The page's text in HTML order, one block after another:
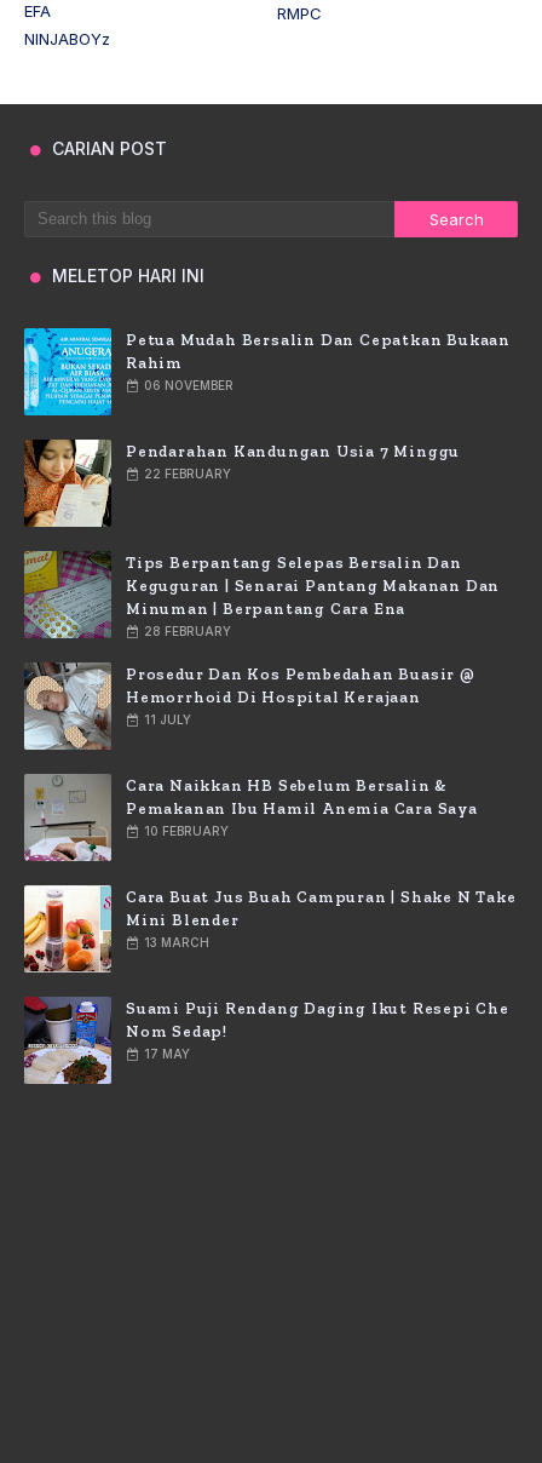
EFA
RMPC
NINJABOYz
CARIAN POST
MELETOP HARI INI
Petua Mudah Bersalin Dan Cepatkan Bukaan
Rahim
06 NOVEMBER
Pendarahan Kandungan Usia 7 Minggu
22 FEBRUARY
Tips Berpantang Selepas Bersalin Dan
Keguguran | Senarai Pantang Makanan Dan
Minuman | Berpantang Cara Ena
28 FEBRUARY
Prosedur Dan Kos Pembedahan Buasir @
Hemorrhoid Di Hospital Kerajaan
11 JULY
Cara Naikkan HB Sebelum Bersalin &
Pemakanan Ibu Hamil Anemia Cara Saya
10 FEBRUARY
Cara Buat Jus Buah Campuran | Shake N Take
Mini Blender
13 MARCH
Suami Puji Rendang Daging Ikut Resepi Che
Nom Sedap!
17 MAY